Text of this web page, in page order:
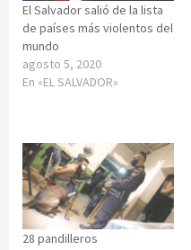
El Salvador salió de la lista
de países más violentos del
mundo
agosto 5, 2020
En «EL SALVADOR»
28 pandilleros